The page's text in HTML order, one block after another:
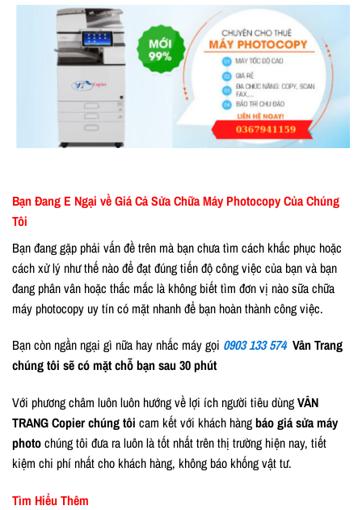
Bạn Đang E Ngại về Giá Cả Sửa Chữa Máy Photocopy Của Chúng
Tôi
Bạn đang gặp phải vấn đề trên mà bạn chưa tìm cách khắc phục hoặc
cách xử lý như thế nào để đạt đúng tiến độ công việc của bạn và bạn
đang phân vân hoặc thắc mắc là không biết tìm đơn vị nào sữa chữa
máy photocopy uy tín có mặt nhanh để bạn hoàn thành công việc.
Bạn còn ngần ngại gì nữa hay nhấc máy gọi 0903 133 574 Vân Trang
chúng tôi sẽ có mặt chỗ bạn sau 30 phút
Với phương châm luôn luôn hướng về lợi ích người tiêu dùngVÂN
TRANG Copier chúng tôi cam kết với khách hàngbáo giá sửa máy
photochúng tôi đưa ra luôn là tốt nhất trên thị trường hiện nay, tiết
kiệm chi phí nhất cho khách hàng, không báo khống vật tư.
Tìm Hiểu Thêm